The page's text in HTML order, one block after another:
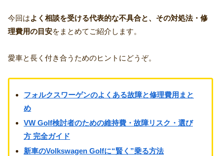
今回はよく相談を受ける代表的な不具合と、その対処法・修
理費用の目安をまとめてご紹介します。
愛車と長く付き合うためのヒントにどうぞ。
フォルクスワーゲンのよくある故障と修理費用まと
め
VW Golf検討者のための維持費・故障リスク・選び
方 完全ガイド
新車のVolkswagen Golfに“賢く”乗る方法